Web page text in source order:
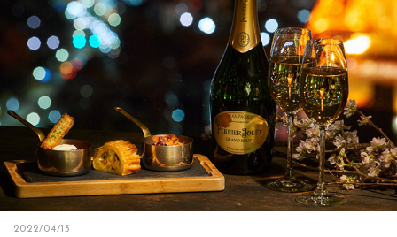
2022/04/13